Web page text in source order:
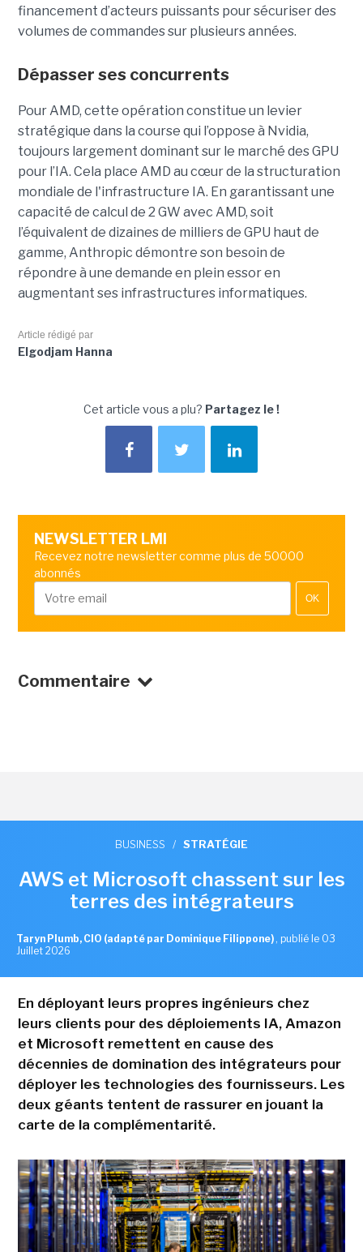
financement d’acteurs puissants pour sécuriser des
volumes de commandes sur plusieurs années.
Dépasser ses concurrents
Pour AMD, cette opération constitue un levier
stratégique dans la course qui l’oppose à Nvidia,
toujours largement dominant sur le marché des GPU
pour l’IA. Cela place AMD au cœur de la structuration
mondiale de l'infrastructure IA. En garantissant une
capacité de calcul de 2 GW avec AMD, soit
l’équivalent de dizaines de milliers de GPU haut de
gamme, Anthropic démontre son besoin de
répondre à une demande en plein essor en
augmentant ses infrastructures informatiques.
Article rédigé par
Elgodjam Hanna
Cet article vous a plu? Partagez le !
NEWSLETTER LMI
Recevez notre newsletter comme plus de 50000
abonnés
OK
Commentaire
BUSINESS / STRATÉGIE
AWS et Microsoft chassent sur les
terres des intégrateurs
Taryn Plumb, CIO (adapté par Dominique Filippone) , publié le 03
Juillet 2026
En déployant leurs propres ingénieurs chez
leurs clients pour des déploiements IA, Amazon
et Microsoft remettent en cause des
décennies de domination des intégrateurs pour
déployer les technologies des fournisseurs. Les
deux géants tentent de rassurer en jouant la
carte de la complémentarité.